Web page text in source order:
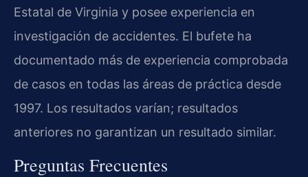
Estatal de Virginia y posee experiencia en
investigación de accidentes. El bufete ha
documentado más de experiencia comprobada
de casos en todas las áreas de práctica desde
1997. Los resultados varían; resultados
anteriores no garantizan un resultado similar.
Preguntas Frecuentes